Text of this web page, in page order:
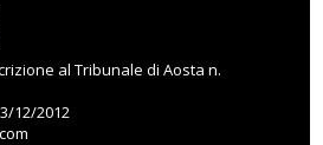
al Tribunale di Aosta n.
12/2012